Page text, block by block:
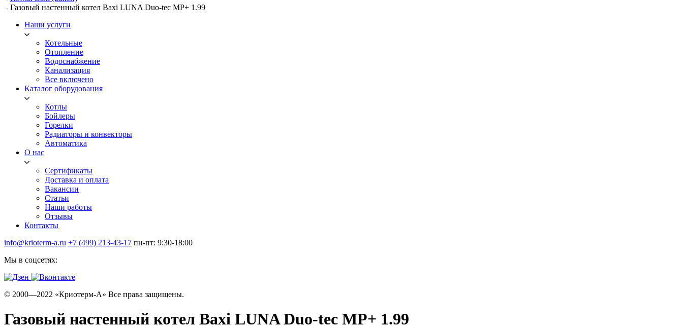
Газовый настенный котел Baxi LUNA Duo-tec MP+ 1.99
Наши услуги
Котельные
Отопление
Водоснабжение
Канализация
Все включено
Каталог оборудования
Котлы
Бойлеры
Горелки
Радиаторы и конвекторы
Автоматика
О нас
Сертификаты
Доставка и оплата
Вакансии
Статьи
Наши работы
Отзывы
Контакты
info@krioterm-a.ru +7 (499) 213-43-17 пн-пт: 9:30-18:00
Мы в соцсетях:
© 2000—2022 «Криотерм-А» Все права защищены.
Газовый настенный котел Baxi LUNA Duo-tec MP+ 1.99